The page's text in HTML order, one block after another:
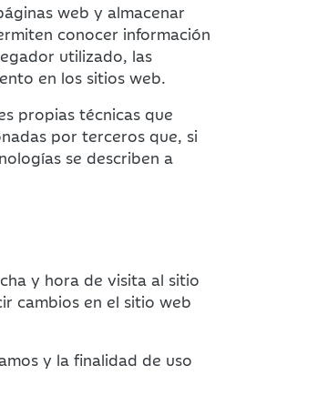
web y almacenar
conocer información
utilizado, las
en los sitios web.
propias técnicas que
por terceros que, si
se describen a
y hora de visita al sitio
cambios en el sitio web
y la finalidad de uso